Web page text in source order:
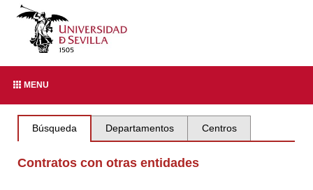
MENU
Búsqueda Departamentos Centros
Contratos con otras entidades